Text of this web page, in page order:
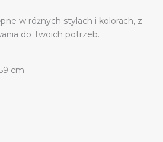
w różnych stylach i kolorach, z
do Twoich potrzeb.
cm